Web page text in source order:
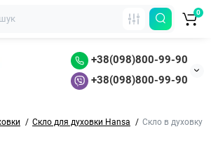
+38(098)800-99-90
+38(098)800-99-90
0
Скло для духовки Hansa Скло в духовку